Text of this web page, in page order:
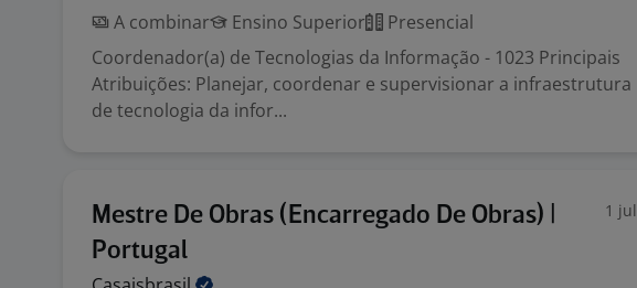
A combinar
Ensino Superior
Presencial
Coordenador(a) de Tecnologias da Informação - 1023 Principais
Atribuições: Planejar, coordenar e supervisionar a infraestrutura
de tecnologia da infor...
Mestre De Obras (Encarregado De Obras) |
Portugal
1 jul